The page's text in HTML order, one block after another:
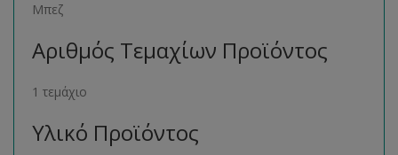
Μπεζ
Αριθμός Τεμαχίων Προϊόντος
1 τεμάχιο
Υλικό Προϊόντος